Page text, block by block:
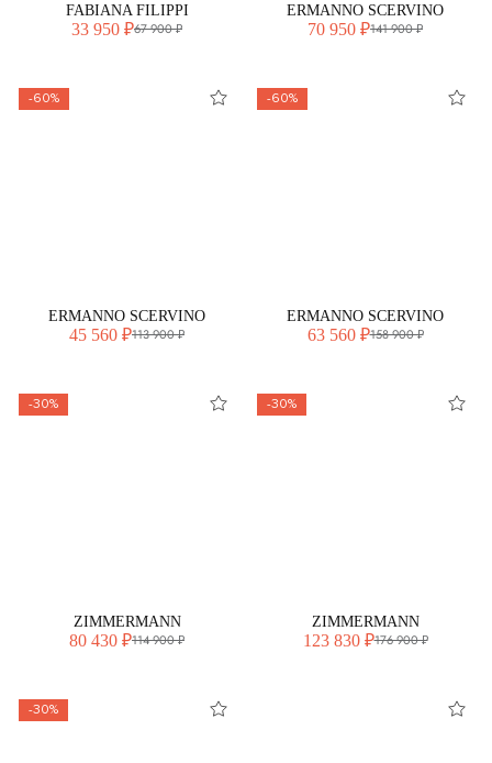
FABIANA FILIPPI
33 950 ₽67 900 ₽
ERMANNO SCERVINO
70 950 ₽141 900 ₽
-60%
ERMANNO SCERVINO
45 560 ₽113 900 ₽
-60%
ERMANNO SCERVINO
63 560 ₽158 900 ₽
-30%
ZIMMERMANN
80 430 ₽114 900 ₽
-30%
ZIMMERMANN
123 830 ₽176 900 ₽
-30%